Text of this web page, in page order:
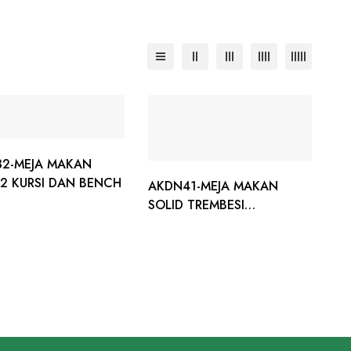
MEJA MAKAN
KURSI DAN BENCH
AKDN41-MEJA MAKAN
SOLID TREMBESI